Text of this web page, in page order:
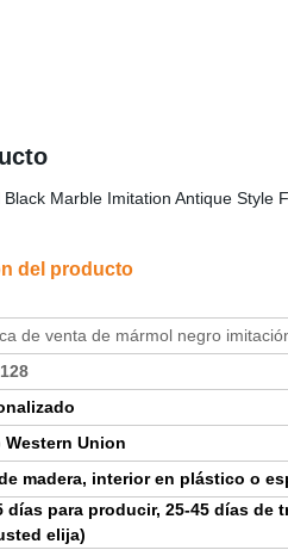
producto
de venta de mármol negro
Western Union
madera, interior en plástico o
días para producir, 25-45 días de
elija)